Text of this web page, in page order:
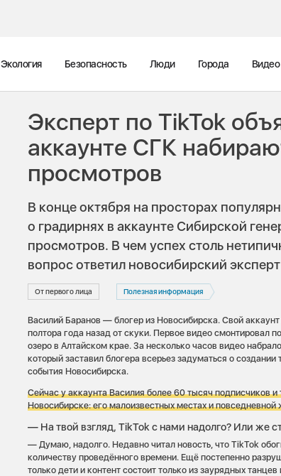
Экология Безопасность Люди Города Видео
Эксперт по TikTok
аккаунте СГК
просмотров
В конце октября на просторах
о градирнях в аккаунте Сибирской
просмотров. В чем успех столь
вопрос ответил новосибирский
От первого лица Полезная информация
Василий Баранов — блогер из Новосибирска. Свой
полтора года назад от скуки. Первое видео смонтировал
озеро в Алтайском крае. За несколько часов видео
который заставил блогера всерьез задуматься о
события Новосибирска.
Сейчас у аккаунта Василия более 60 тысяч подписчиков
Новосибирске: его малоизвестных местах и повседневной
— На твой взгляд, TikTok с нами надолго? Или же
— Думаю, надолго. Недавно читал новость, что TikTok
количеству проведённого времени. Ещё постепенно
только дети и контент состоит только из заурядных